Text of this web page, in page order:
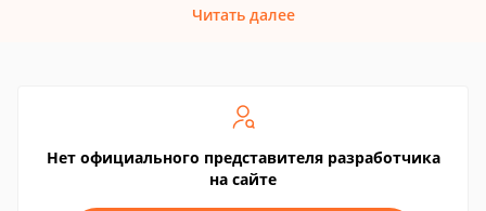
Читать далее
Нет официального представителя разработчика
на сайте